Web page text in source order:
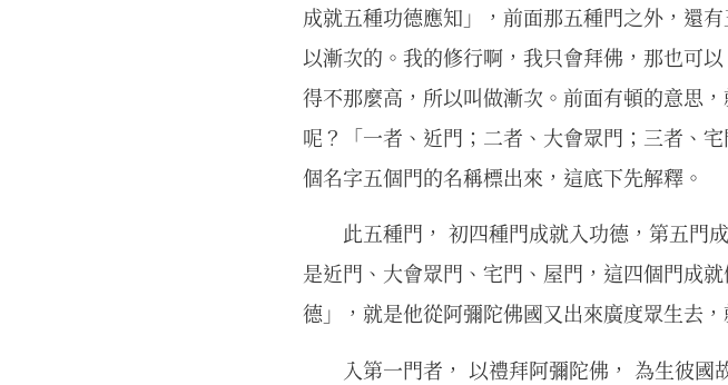
成就五種功德應知」，前面那五種門之外，還
以漸次的。我的修行啊，我只會拜佛，那也可
得不那麼高，所以叫做漸次。前面有頓的意思
呢？「一者、近門；二者、大會眾門；三者、
個名字五個門的名稱標出來，這底下先解釋。
此五種門， 初四種門成就入功德，第五門
是近門、大會眾門、宅門、屋門，這四個門成
德」，就是他從阿彌陀佛國又出來廣度眾生去
入第一門者， 以禮拜阿彌陀佛， 為生彼國